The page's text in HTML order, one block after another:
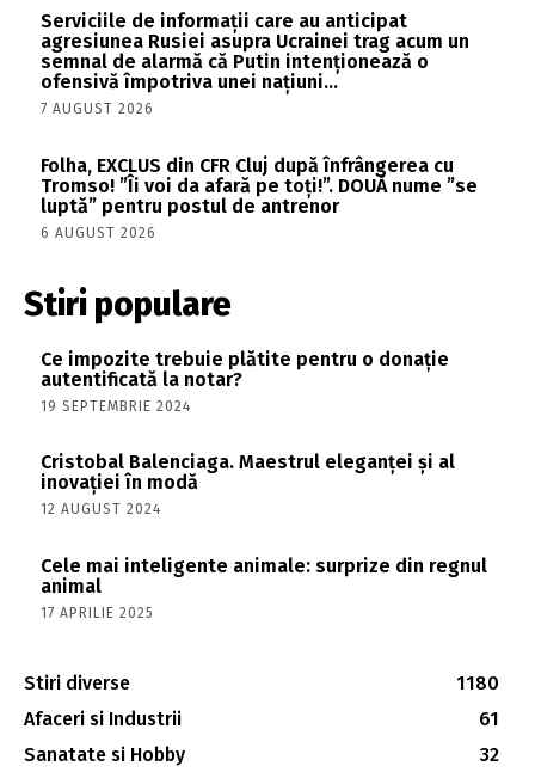
Serviciile de informații care au anticipat
agresiunea Rusiei asupra Ucrainei trag acum un
semnal de alarmă că Putin intenționează o
ofensivă împotriva unei națiuni...
7 AUGUST 2026
Folha, EXCLUS din CFR Cluj după înfrângerea cu
Tromso! ”Îi voi da afară pe toți!”. DOUĂ nume ”se
luptă” pentru postul de antrenor
6 AUGUST 2026
Stiri populare
Ce impozite trebuie plătite pentru o donație
autentificată la notar?
19 SEPTEMBRIE 2024
Cristobal Balenciaga. Maestrul eleganței și al
inovației în modă
12 AUGUST 2024
Cele mai inteligente animale: surprize din regnul
animal
17 APRILIE 2025
Stiri diverse
1180
Afaceri si Industrii
61
Sanatate si Hobby
32